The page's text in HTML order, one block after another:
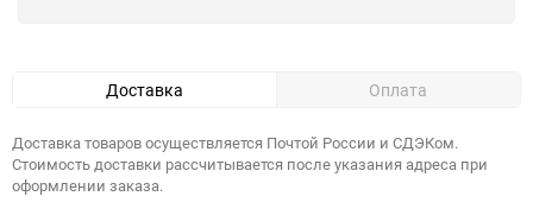
Доставка Оплата
Доставка товаров осуществляется Почтой России и СДЭКом.
Стоимость доставки рассчитывается после указания адреса при
оформлении заказа.